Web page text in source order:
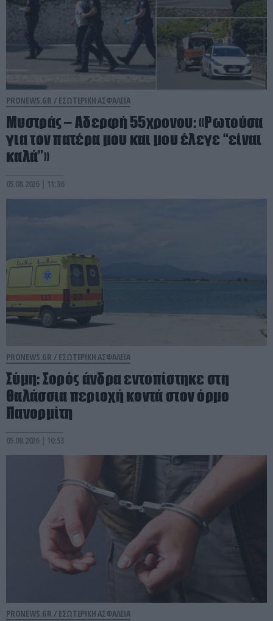
PRONEWS.GR / ΕΣΩΤΕΡΙΚΗ ΑΣΦΑΛΕΙΑ
Μυστράς – Αδερφή 55χρονου: «Ρωτούσα
για τον πατέρα μου και μου έλεγε “είναι
καλά”»
05.08.2026 | 11:36
PRONEWS.GR / ΕΣΩΤΕΡΙΚΗ ΑΣΦΑΛΕΙΑ
Σύμη: Σορός άνδρα εντοπίστηκε στη
θαλάσσια περιοχή κοντά στον όρμο
Πανορμίτη
05.08.2026 | 10:53
PRONEWS.GR / ΕΣΩΤΕΡΙΚΗ ΑΣΦΑΛΕΙΑ